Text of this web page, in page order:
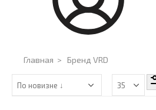
Главная > Бренд VRD